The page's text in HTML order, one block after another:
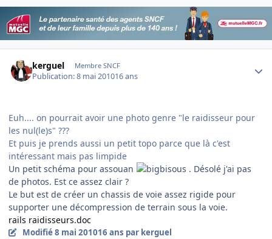
kerguel Membre SNCF
Publication:8 mai 201016 ans
Euh.... on pourrait avoir une photo genre "le raidisseur pour
les nul(le)s" ???
Et puis je prends aussi un petit topo parce que là c'est
intéressant mais pas limpide
Un petit schéma pour assouan
. Désolé j'ai pas
de photos. Est ce assez clair ?
Le but est de créer un chassis de voie assez rigide pour
supporter une décompression de terrain sous la voie.
rails raidisseurs.doc
Modifié8 mai 201016 ans par kerguel